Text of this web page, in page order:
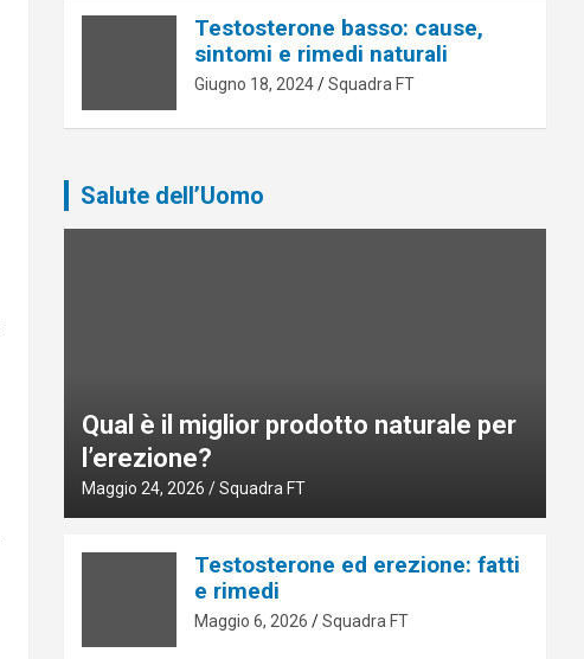
Testosterone basso: cause,
sintomi e rimedi naturali
Giugno 18, 2024 Squadra FT
Salute dell’Uomo
Qual è il miglior prodotto naturale per
l’erezione?
Maggio 24, 2026 Squadra FT
Testosterone ed erezione: fatti
e rimedi
Maggio 6, 2026 Squadra FT